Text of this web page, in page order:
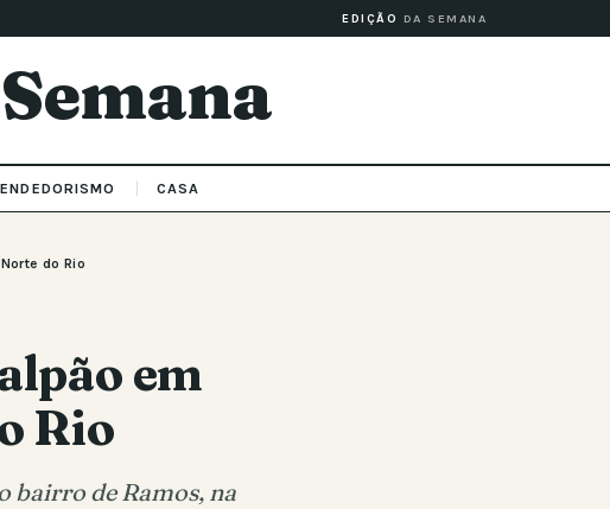
EDIÇÃO DA SEMANA
CASA
do Rio
em
Rio
bairro de Ramos, na